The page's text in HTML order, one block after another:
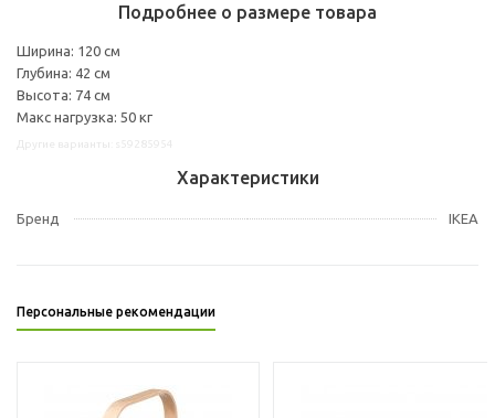
Подробнее о размере товара
Ширина: 120 см
Глубина: 42 см
Высота: 74 см
Макс нагрузка: 50 кг
Характеристики
Бренд IKEA
Персональные рекомендации